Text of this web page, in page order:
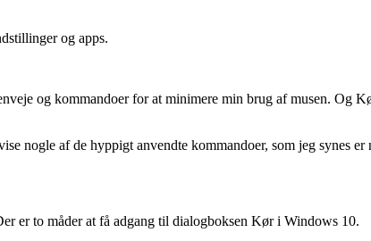
og apps.
og kommandoer for at minimere min brug af musen. Og
nogle af de hyppigt anvendte kommandoer, som jeg synes er
er to måder at få adgang til dialogboksen Kør i Windows 10.